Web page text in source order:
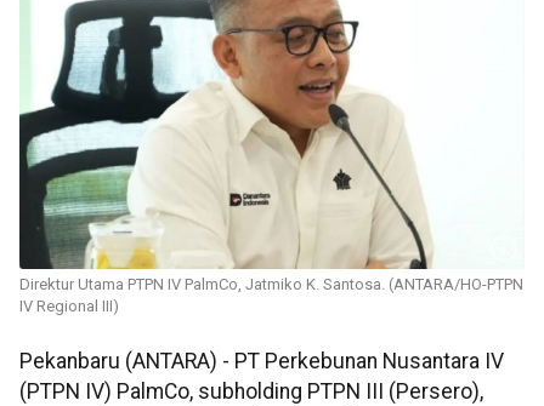
Direktur Utama PTPN IV PalmCo, Jatmiko K. Santosa. (ANTARA/HO-PTPN
IV Regional III)
Pekanbaru (ANTARA) - PT Perkebunan Nusantara IV
(PTPN IV) PalmCo, subholding PTPN III (Persero),